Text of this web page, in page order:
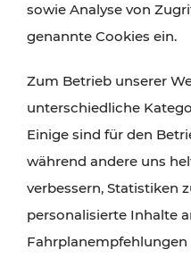
Wien, Niederösterreich
Wanderungen, Kultur
Radtouren oder purer
Attraktionen sind mit
Angeboten des VOR
sowie Analyse von
genannte Cookies ein.
Zum Betrieb unserer
unterschiedliche
Einige sind für den
während andere uns
verbessern, Statistiken
personalisierte Inhalte